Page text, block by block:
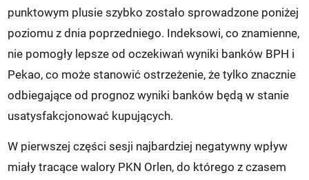
punktowym plusie szybko zostało sprowadzone poniżej
poziomu z dnia poprzedniego. Indeksowi, co znamienne,
nie pomogły lepsze od oczekiwań wyniki banków BPH i
Pekao, co może stanowić ostrzeżenie, że tylko znacznie
odbiegające od prognoz wyniki banków będą w stanie
usatysfakcjonować kupujących.
W pierwszej części sesji najbardziej negatywny wpływ
miały tracące walory PKN Orlen, do którego z czasem